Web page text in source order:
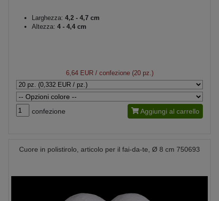
Larghezza: 4,2 - 4,7 cm
Altezza: 4 - 4,4 cm
6,64 EUR/ confezione (20 pz.)
confezione Aggiungi al carrello
Cuore in polistirolo, articolo per il fai-da-te, Ø 8 cm 750693